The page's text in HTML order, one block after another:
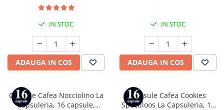
IN STOC
ADAUGA IN COS
IN STOC
ADAUGA IN COS
Capsule Cafea Nocciolino La
Capsuleria, 16 capsule,
Capsule Cafea Cookies
Speculoos La Capsuleria, 16